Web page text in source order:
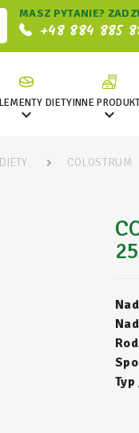
MASZ PYTANIE?
+48 884 885
DIETY

INNE

COLOSTRUM